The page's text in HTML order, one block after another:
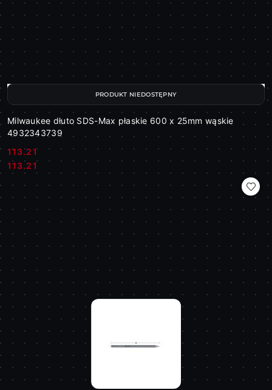
Milwaukee dłuto SDS-Max płaskie 600 x 25mm wąskie
4932343739
Cena:
113.21
Cena:
113.21
PRODUKT NIEDOSTĘPNY